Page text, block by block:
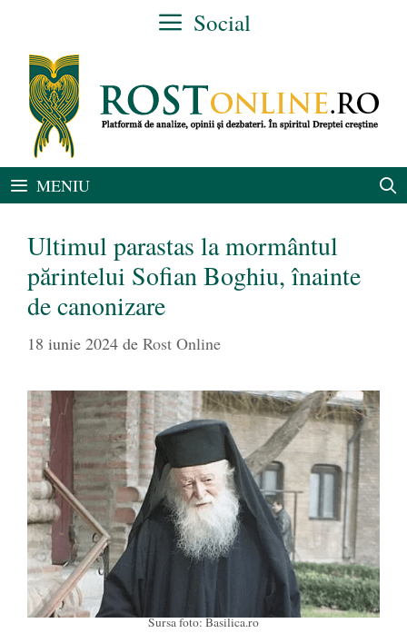
conținut
Social
MENIU
Ultimul parastas la mormântul
părintelui Sofian Boghiu, înainte
de canonizare
18 iunie 2024 de Rost Online
Sursa foto: Basilica.ro